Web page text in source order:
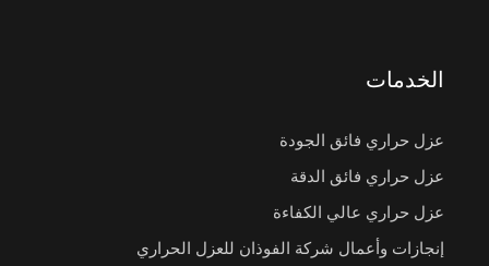
الخدمات
عزل حراري فائق الجودة
عزل حراري فائق الدقة
عزل حراري عالي الكفاءة
إنجازات وأعمال شركة الفوذان للعزل الحراري